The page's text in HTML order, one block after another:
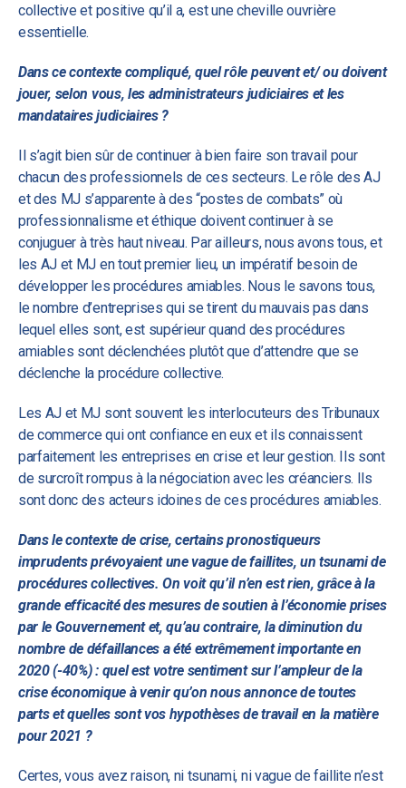
collective et positive qu’il a, est une cheville ouvrière
essentielle.
Dans ce contexte compliqué, quel rôle peuvent et/ ou doivent
jouer, selon vous, les administrateurs judiciaires et les
mandataires judiciaires ?
Il s’agit bien sûr de continuer à bien faire son travail pour
chacun des professionnels de ces secteurs. Le rôle des AJ
et des MJ s’apparente à des “postes de combats” où
professionnalisme et éthique doivent continuer à se
conjuguer à très haut niveau. Par ailleurs, nous avons tous, et
les AJ et MJ en tout premier lieu, un impératif besoin de
développer les procédures amiables. Nous le savons tous,
le nombre d’entreprises qui se tirent du mauvais pas dans
lequel elles sont, est supérieur quand des procédures
amiables sont déclenchées plutôt que d’attendre que se
déclenche la procédure collective.
Les AJ et MJ sont souvent les interlocuteurs des Tribunaux
de commerce qui ont confiance en eux et ils connaissent
parfaitement les entreprises en crise et leur gestion. Ils sont
de surcroît rompus à la négociation avec les créanciers. Ils
sont donc des acteurs idoines de ces procédures amiables.
Dans le contexte de crise, certains pronostiqueurs
imprudents prévoyaient une vague de faillites, un tsunami de
procédures collectives. On voit qu’il n’en est rien, grâce à la
grande efficacité des mesures de soutien à l’économie prises
par le Gouvernement et, qu’au contraire, la diminution du
nombre de défaillances a été extrêmement importante en
2020 (-40%) : quel est votre sentiment sur l’ampleur de la
crise économique à venir qu’on nous annonce de toutes
parts et quelles sont vos hypothèses de travail en la matière
pour 2021 ?
Certes, vous avez raison, ni tsunami, ni vague de faillite n’est